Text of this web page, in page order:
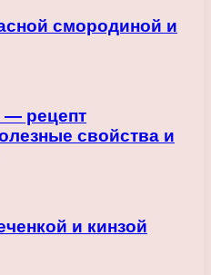
смородиной и
— рецепт
свойства и
и кинзой